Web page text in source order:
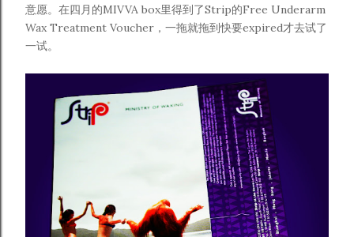
意愿。在四月的MIVVA box里得到了Strip的Free Underarm
Wax Treatment Voucher，一拖就拖到快要expired才去试了
一试。